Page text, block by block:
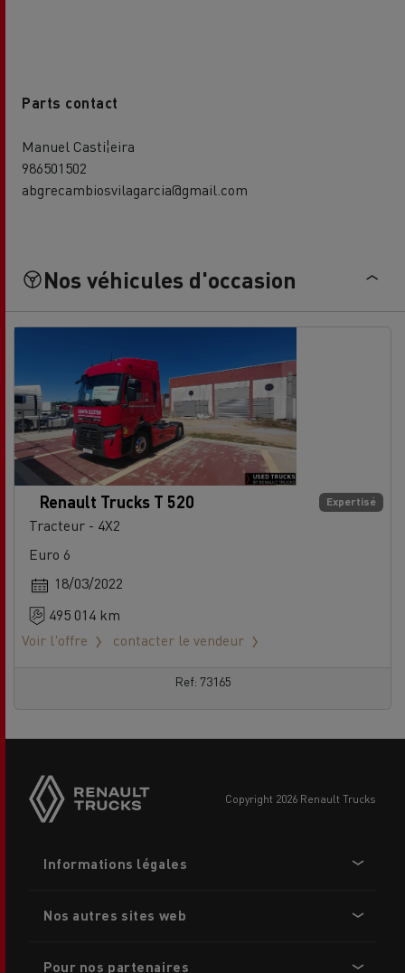
Parts contact
Manuel Casti¦eira
986501502
abgrecambiosvilagarcia@gmail.com
Nos véhicules d'occasion
Expertisé
Renault Trucks T 520
Tracteur - 4X2
Euro 6
18/03/2022
495 014 km
Voir l'offre
contacter le vendeur
Ref: 73165
buttons
copyright 2026 Renault Trucks
menu
Informations légales
Nos autres sites web
Pour nos partenaires